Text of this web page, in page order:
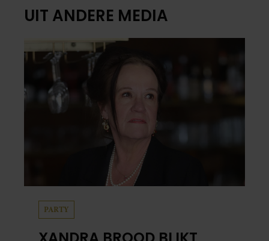
UIT ANDERE MEDIA
PARTY